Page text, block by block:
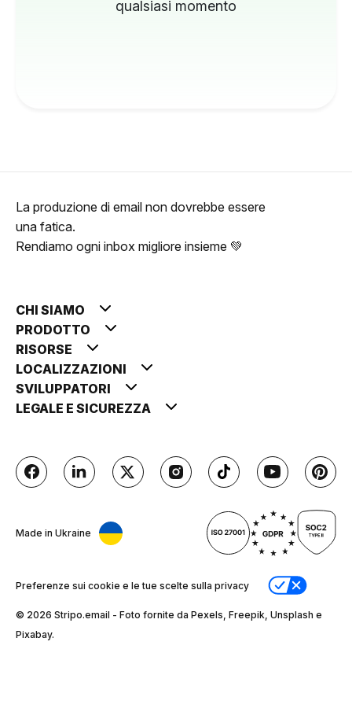
qualsiasi momento
La produzione di email non dovrebbe essere
una fatica.
Rendiamo ogni inbox migliore insieme 💚
CHI SIAMO
PRODOTTO
RISORSE
LOCALIZZAZIONI
SVILUPPATORI
LEGALE E SICUREZZA
Made in Ukraine
Preferenze sui cookie e le tue scelte sulla privacy
© 2026 Stripо.email - Foto fornite da Pexels, Freepik, Unsplash e
Pixabay.